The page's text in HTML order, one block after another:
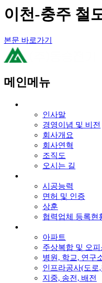
이천-충주 철
본문 바로가기
메인메뉴
인사말
경영이념 및 비전
회사개요
회사연혁
조직도
오시는 길
시공능력
면허 및 인증
상훈
협력업체 등록현
아파트
주상복합 및 오피
병원, 학교, 연구
인프라공사(도로
지중, 송전, 배전